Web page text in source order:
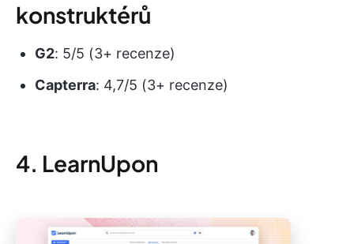
konstruktérů
G2: 5/5 (3+ recenze)
Capterra: 4,7/5 (3+ recenze)
4. LearnUpon